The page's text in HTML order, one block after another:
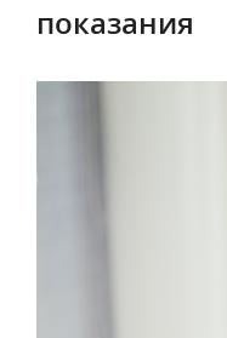
показания